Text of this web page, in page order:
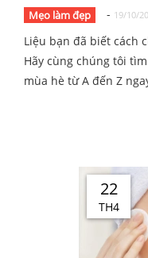
Mẹo làm đẹp - 19/10/
Liệu bạn đã biết cách
Hãy cùng chúng tôi
mùa hè từ A đến Z
22
TH4